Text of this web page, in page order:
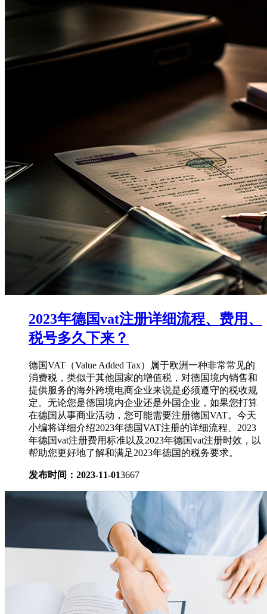
2023年德国vat注册详细流程、费用、
税号多久下来？
德国VAT（Value Added Tax）属于欧洲一种非常常见的
消费税，类似于其他国家的增值税，对德国境内销售和
提供服务的海外跨境电商企业来说是必须遵守的税收规
定。无论您是德国境内企业还是外国企业，如果您打算
在德国从事商业活动，您可能需要注册德国VAT。今天
小编将详细介绍2023年德国VAT注册的详细流程、2023
年德国vat注册费用标准以及2023年德国vat注册时效，以
帮助您更好地了解和满足2023年德国的税务要求。
发布时间：2023-11-013667